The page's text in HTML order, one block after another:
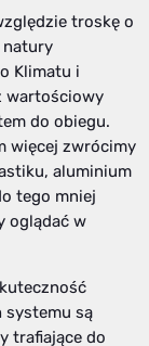
troskę o
natury
Klimatu i
wartościowy
do obiegu.
więcej zwrócimy
aluminium
tego mniej
oglądać w
systemu są
trafiające do